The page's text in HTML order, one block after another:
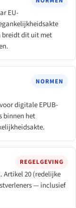
EU-
breidt dit uit met
NORMEN
digitale EPUB-
binnen het
REGELGEVING
Artikel 20 (redelijke
— inclusief